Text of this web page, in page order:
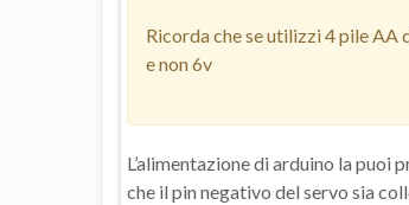
Ricorda che se utilizzi 4 pile
e non 6v
L’alimentazione di arduino la puoi
che il pin negativo del servo sia